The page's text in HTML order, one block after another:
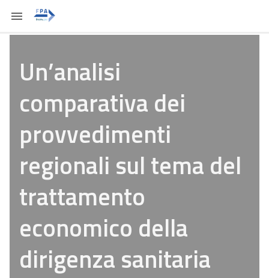
Un’analisi
comparativa dei
provvedimenti
regionali sul tema del
trattamento
economico della
dirigenza sanitaria